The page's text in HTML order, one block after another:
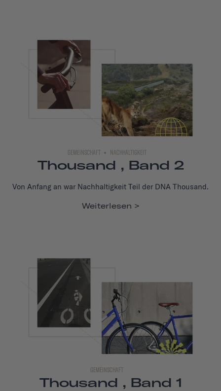
GEMEINSCHAFT NACHHALTIGKEIT
Thousand , Band 2
Von Anfang an war Nachhaltigkeit Teil der DNA Thousand.
Weiterlesen
GEMEINSCHAFT
Thousand , Band 1